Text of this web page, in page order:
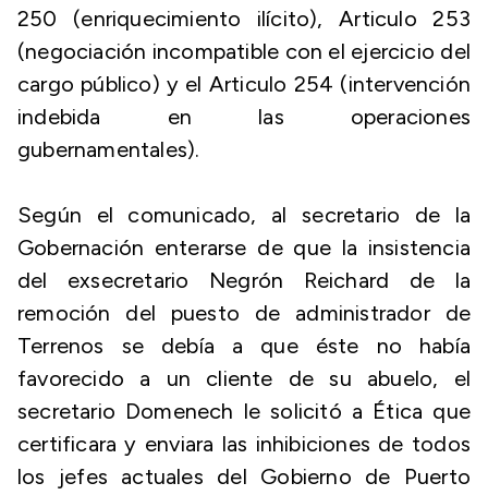
250 (enriquecimiento ilícito), Articulo 253
(negociación incompatible con el ejercicio del
cargo público) y el Articulo 254 (intervención
indebida en las operaciones
gubernamentales).
Según el comunicado, al secretario de la
Gobernación enterarse de que la insistencia
del exsecretario Negrón Reichard de la
remoción del puesto de administrador de
Terrenos se debía a que éste no había
favorecido a un cliente de su abuelo, el
secretario Domenech le solicitó a Ética que
certificara y enviara las inhibiciones de todos
los jefes actuales del Gobierno de Puerto